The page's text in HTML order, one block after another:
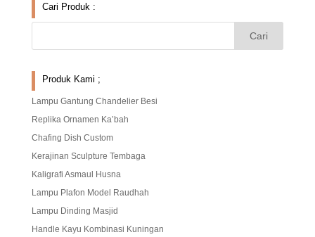
Cari Produk :
Produk Kami ;
Lampu Gantung Chandelier Besi
Replika Ornamen Ka’bah
Chafing Dish Custom
Kerajinan Sculpture Tembaga
Kaligrafi Asmaul Husna
Lampu Plafon Model Raudhah
Lampu Dinding Masjid
Handle Kayu Kombinasi Kuningan